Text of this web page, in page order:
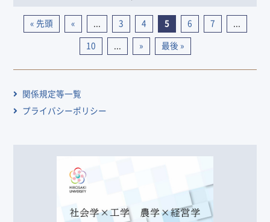
« 先頭 « 3 4 5 6 7
10 » 最後 »
関係規定等一覧
プライバシーポリシー